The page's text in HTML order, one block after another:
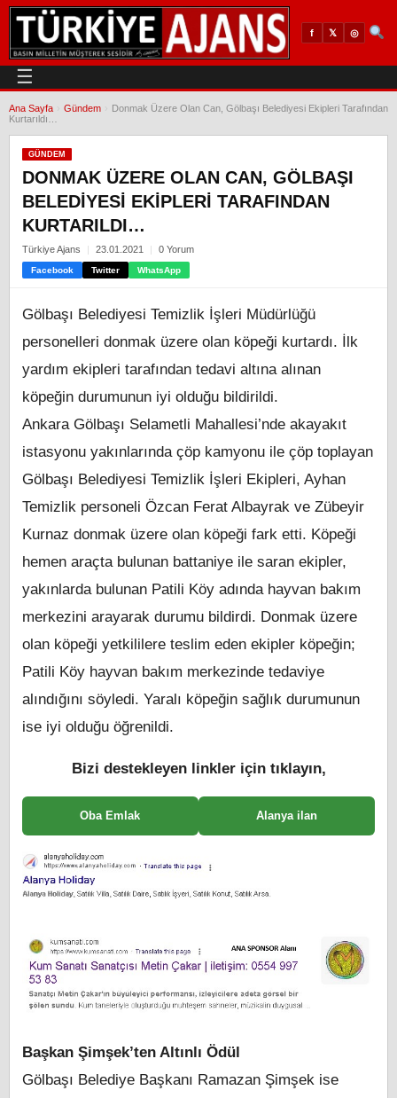
f 𝕏 ◎
☰
Ana Sayfa Gündem
Donmak Üzere Olan Can, Gölbaşı Belediyesi Ekipleri Tarafından
Kurtarıldı…
GÜNDEM
DONMAK ÜZERE OLAN CAN, GÖLBAŞI
BELEDIYESI EKIPLERI TARAFINDAN
KURTARILDI…
Türkiye Ajans 23.01.2021 0 Yorum
Facebook Twitter WhatsApp
Gölbaşı Belediyesi Temizlik İşleri Müdürlüğü
personelleri donmak üzere olan köpeği kurtardı. İlk
yardım ekipleri tarafından tedavi altına alınan
köpeğin durumunun iyi olduğu bildirildi.
Ankara Gölbaşı Selametli Mahallesi’nde akayakıt
istasyonu yakınlarında çöp kamyonu ile çöp toplayan
Gölbaşı Belediyesi Temizlik İşleri Ekipleri, Ayhan
Temizlik personeli Özcan Ferat Albayrak ve Zübeyir
Kurnaz donmak üzere olan köpeği fark etti. Köpeği
hemen araçta bulunan battaniye ile saran ekipler,
yakınlarda bulunan Patili Köy adında hayvan bakım
merkezini arayarak durumu bildirdi. Donmak üzere
olan köpeği yetkililere teslim eden ekipler köpeğin;
Patili Köy hayvan bakım merkezinde tedaviye
alındığını söyledi. Yaralı köpeğin sağlık durumunun
ise iyi olduğu öğrenildi.
Bizi destekleyen linkler için tıklayın,
Oba Emlak Alanya ilan
Başkan Şimşek’ten Altınlı Ödül
Gölbaşı Belediye Başkanı Ramazan Şimşek ise